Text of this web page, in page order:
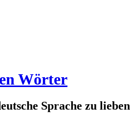
Wörter
Sprache zu lieben